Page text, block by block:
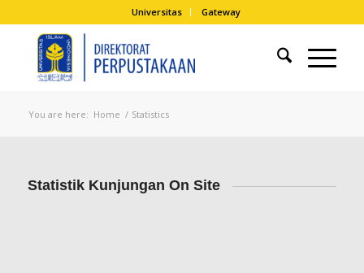
Universitas Gateway
You are here: Home / Statistics
Statistik Kunjungan On Site